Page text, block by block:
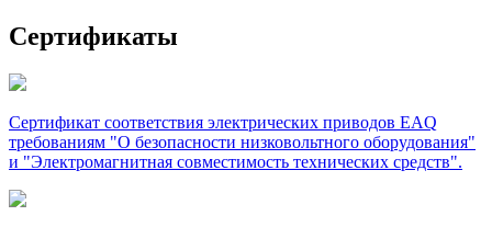
Сертификаты
Сертификат соответствия электрических приводов EAQ
требованиям "О безопасности низковольтного оборудования"
и "Электромагнитная совместимость технических средств".